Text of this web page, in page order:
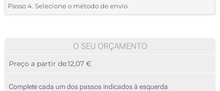
1 Cor (Na frente)
*Quantidade mínima:5
10
25
Passo 4. Selecione o método de envio
O SEU ORÇAMENTO
Preço a partir de:12,07 €
Complete cada um dos passos indicados à esquerda